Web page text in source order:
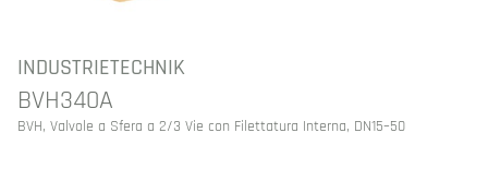
INDUSTRIETECHNIK
BVH340A
BVH, Valvole a Sfera a 2/3 Vie con Filettatura Interna, DN15–50